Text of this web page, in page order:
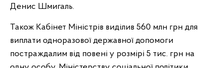
Денис Шмигаль.
Також Кабінет Міністрів виділив 560 млн грн для
виплати одноразової державної допомоги
постраждалим від повені у розмірі 5 тис. грн на